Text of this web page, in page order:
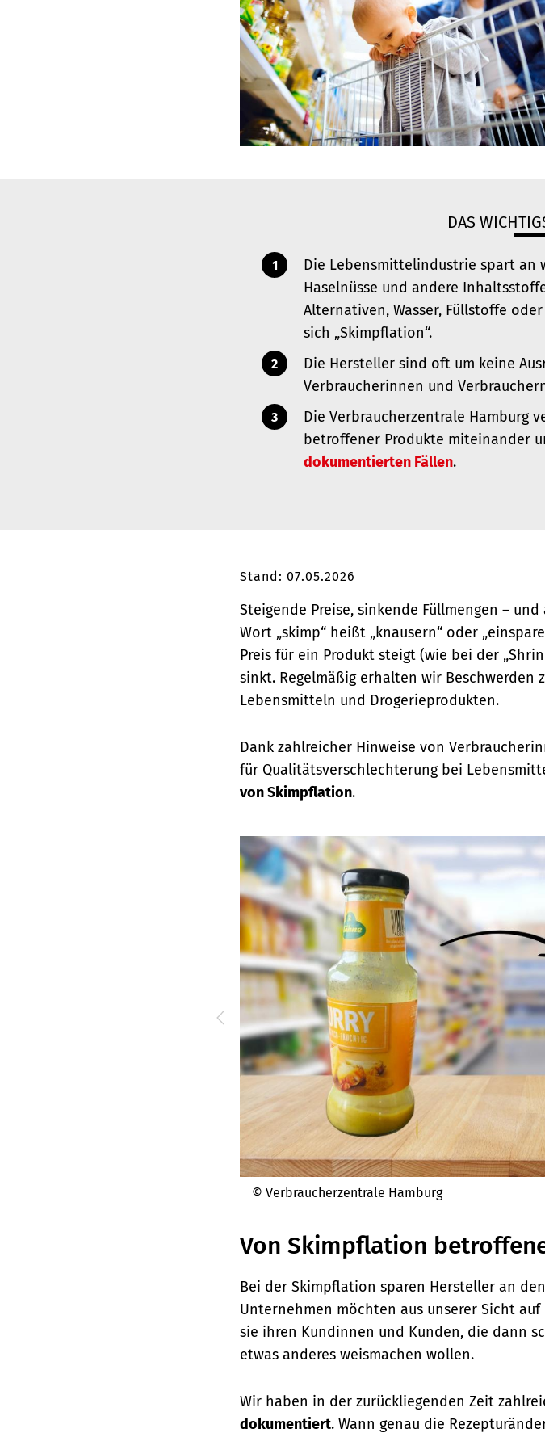
DAS
Die Lebensmittelindustrie spart an
Haselnüsse und andere
Alternativen, Wasser, Füllstoffe
sich „Skimpflation“.
Die Hersteller sind oft um keine
Verbraucherinnen und
Die Verbraucherzentrale Hamburg
betroffener Produkte miteinander
dokumentierten Fällen.
Stand: 07.05.2026
Steigende Preise, sinkende Füllmengen –
Wort „skimp“ heißt „knausern“ oder
Preis für ein Produkt steigt (wie bei der
sinkt. Regelmäßig erhalten wir Beschwerden
Lebensmitteln und Drogerieprodukten.
Dank zahlreicher Hinweise von
für Qualitätsverschlechterung bei
von Skimpflation.
© Verbraucherzentrale Hamburg
Von Skimpflation
Bei der Skimpflation sparen Hersteller an
Unternehmen möchten aus unserer Sicht
sie ihren Kundinnen und Kunden, die dann
etwas anderes weismachen wollen.
Wir haben in der zurückliegenden Zeit
dokumentiert. Wann genau die